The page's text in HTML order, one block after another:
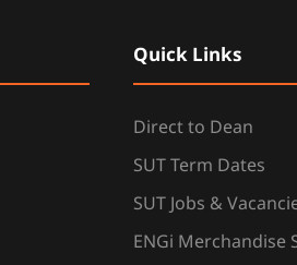
Quick Links
Direct to Dean
SUT Term Dates
SUT Jobs &
ENGi Merchandise